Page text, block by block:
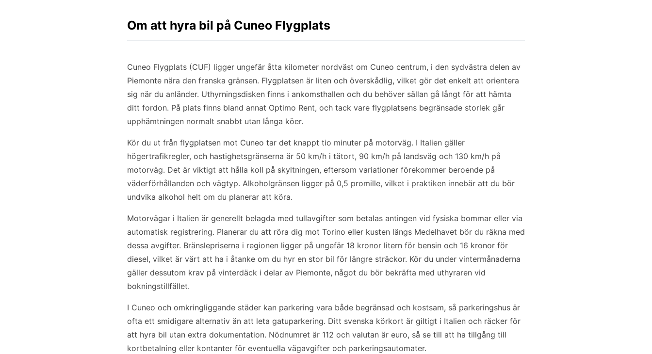
Om att hyra bil på Cuneo Flygplats
Cuneo Flygplats (CUF) ligger ungefär åtta kilometer nordväst om Cuneo centrum, i den sydvästra delen av
Piemonte nära den franska gränsen. Flygplatsen är liten och överskådlig, vilket gör det enkelt att orientera
sig när du anländer. Uthyrningsdisken finns i ankomsthallen och du behöver sällan gå långt för att hämta
ditt fordon. På plats finns bland annat Optimo Rent, och tack vare flygplatsens begränsade storlek går
upphämtningen normalt snabbt utan långa köer.
Kör du ut från flygplatsen mot Cuneo tar det knappt tio minuter på motorväg. I Italien gäller
högertrafikregler, och hastighetsgränserna är 50 km/h i tätort, 90 km/h på landsväg och 130 km/h på
motorväg. Det är viktigt att hålla koll på skyltningen, eftersom variationer förekommer beroende på
väderförhållanden och vägtyp. Alkoholgränsen ligger på 0,5 promille, vilket i praktiken innebär att du bör
undvika alkohol helt om du planerar att köra.
Motorvägar i Italien är generellt belagda med tullavgifter som betalas antingen vid fysiska bommar eller via
automatisk registrering. Planerar du att röra dig mot Torino eller kusten längs Medelhavet bör du räkna med
dessa avgifter. Bränslepriserna i regionen ligger på ungefär 18 kronor litern för bensin och 16 kronor för
diesel, vilket är värt att ha i åtanke om du hyr en stor bil för längre sträckor. Kör du under vintermånaderna
gäller dessutom krav på vinterdäck i delar av Piemonte, något du bör bekräfta med uthyraren vid
bokningstillfället.
I Cuneo och omkringliggande städer kan parkering vara både begränsad och kostsam, så parkeringshus är
ofta ett smidigare alternativ än att leta gatuparkering. Ditt svenska körkort är giltigt i Italien och räcker för
att hyra bil utan extra dokumentation. Nödnumret är 112 och valutan är euro, så se till att ha tillgång till
kortbetalning eller kontanter för eventuella vägavgifter och parkeringsautomater.